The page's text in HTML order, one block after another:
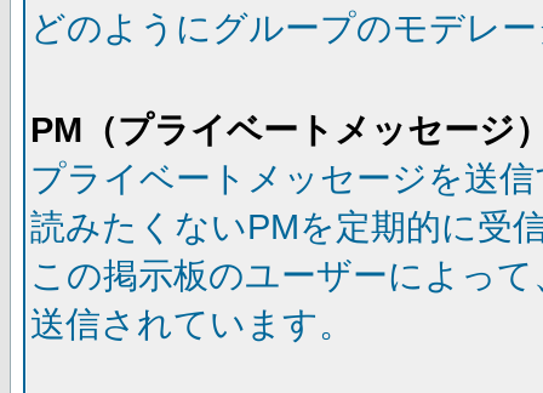
どのようにグループのモデレ
PM（プライベートメッセージ
プライベートメッセージを送
読みたくないPMを定期的に受
この掲示板のユーザーによっ
送信されています。